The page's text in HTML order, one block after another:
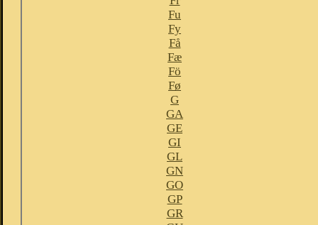
Fu
Fy
Få
Fæ
Fö
Fø
G
GA
GE
GI
GL
GN
GO
GP
GR